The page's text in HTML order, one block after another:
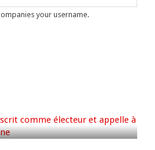
your username.
s’inscrit comme
à la